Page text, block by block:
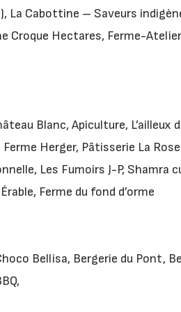
La Cabottine – Saveurs
Croque Hectares, Ferme-
Blanc, Apiculture, L’ailleux
Herger, Pâtisserie La Rose
Les Fumoirs J-P, Shamra
Ferme du fond d’orme
Bellisa, Bergerie du Pont,